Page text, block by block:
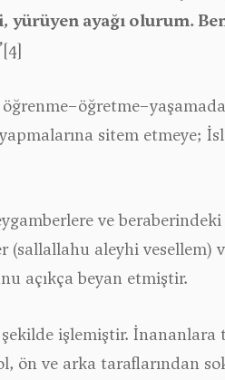
yürüyen ayağı olurum.
[4]
sitem etmeye;
ve
(sallallahu aleyhi vesellem)
açıkça beyan etmiştir.
işlemiştir. İnananlara
ön ve arka taraflarından